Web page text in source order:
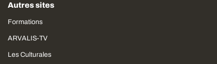
Autres sites
Formations
ARVALIS-TV
Les Culturales